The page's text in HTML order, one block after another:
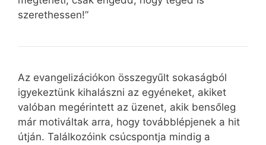
szerethessen!”
Az evangelizációkon összegyűlt sokaságból
igyekeztünk kihalászni az egyéneket, akiket
valóban megérintett az üzenet, akik bensőleg
már motiváltak arra, hogy továbblépjenek a hit
útján. Találkozóink csúcspontja mindig a